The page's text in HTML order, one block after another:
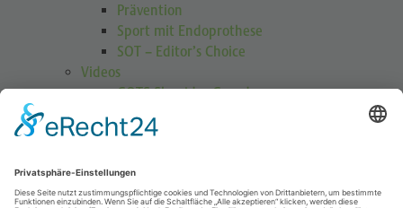
Prävention
Sport mit Endoprothese
SOT – Editor’s Choice
Videos
GOTS Shoulder Guard
Schulterübungen
Höhenmedizin
Publikationen